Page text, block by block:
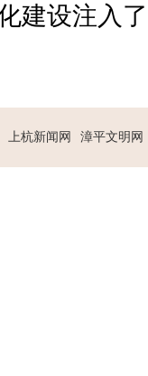
建设注入
上杭新闻网 漳平文明网